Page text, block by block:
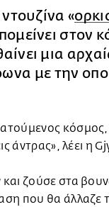
«
στον
μια
με την
κόσμος,
άντρας», λέει η
ζούσε στα
που θα άλλαζε